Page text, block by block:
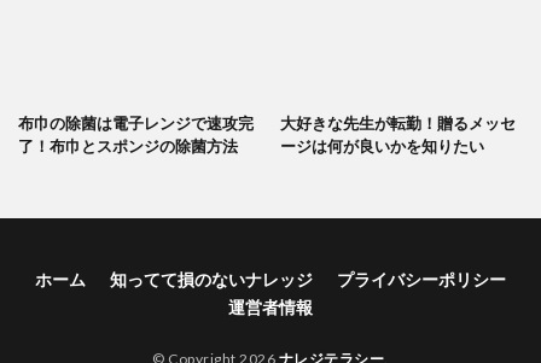
布巾の除菌は電子レンジで速攻完
了！布巾とスポンジの除菌方法
大好きな先生が転勤！贈るメッセ
ージは何が良いかを知りたい
ホーム 知ってて損のないナレッジ
プライバシーポリシー
運営者情報
© Copyright 2026 ナレジテラシー